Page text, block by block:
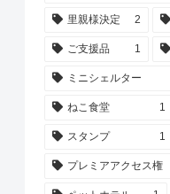
里親様決定 2
ご支援品 1
ミニシェルター
ねこ食堂 1
スタンプ 1
プレミアアクセス権